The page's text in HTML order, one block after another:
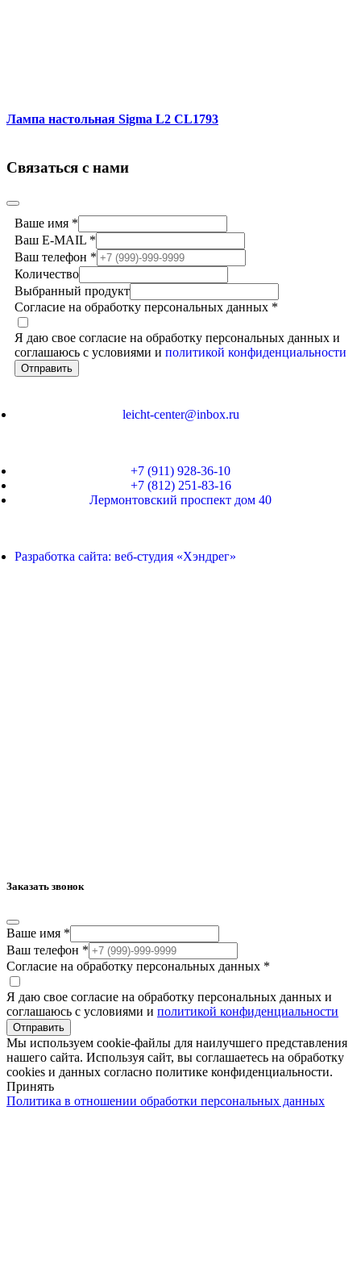
Лампа настольная Sigma L2 CL1793
Связаться с нами
Ваше имя *
Ваш E-MAIL *
Ваш телефон *
Количество
Выбранный продукт
Согласие на обработку персональных данных *
Я даю свое согласие на обработку персональных данных и
соглашаюсь с условиями и политикой конфиденциальности
Отправить
leicht-center@inbox.ru
+7 (911) 928-36-10
+7 (812) 251-83-16
Лермонтовский проспект дом 40
Разработка сайта: веб-студия «Хэндрег»
Заказать звонок
Ваше имя *
Ваш телефон *
Согласие на обработку персональных данных *
Я даю свое согласие на обработку персональных данных и
соглашаюсь с условиями и политикой конфиденциальности
Отправить
Мы используем cookie-файлы для наилучшего представления
нашего сайта. Используя сайт, вы соглашаетесь на обработку
cookies и данных согласно политике конфиденциальности.
Принять
Политика в отношении обработки персональных данных